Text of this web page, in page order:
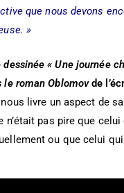
que nous devons
»
dessinée « Une journée
le roman Oblomovde
livre un aspect de
n’était pas pire que
ou que celui